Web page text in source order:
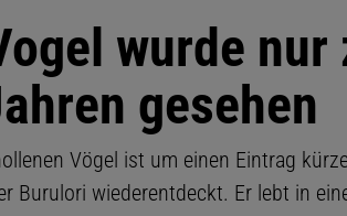
wurde nur
gesehen
Vögel ist um einen Eintrag
Burulori wiederentdeckt. Er lebt in